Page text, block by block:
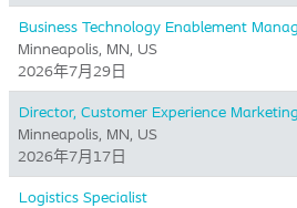
Business Technology Enablement
Minneapolis, MN, US
2026年7月29日
Director, Customer Experience Marketing
Minneapolis, MN, US
2026年7月17日
Logistics Specialist